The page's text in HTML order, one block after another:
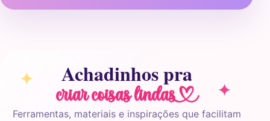
Achadinhos pra
criar coisas linda
Ferramentas, materiais e inspirações que facilitam